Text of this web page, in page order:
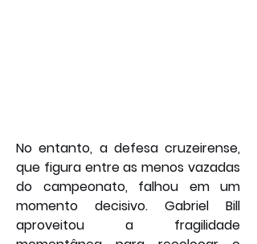
No entanto, a defesa cruzeirense,
que figura entre as menos vazadas
do campeonato, falhou em um
momento decisivo. Gabriel Bill
aproveitou a fragilidade